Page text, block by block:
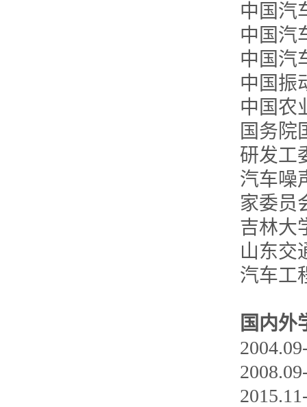
中国汽
中国汽
中国汽
中国振
中国农
国务院
研发工
汽车噪
家委员
吉林大
山东交
汽车工
国内外